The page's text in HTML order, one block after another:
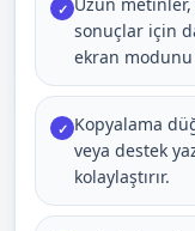
✓
sonuçlar için
ekran modunu
✓ Kopyalama
veya destek
kolaylaştırır.